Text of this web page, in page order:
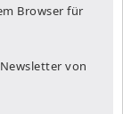
Browser für
von